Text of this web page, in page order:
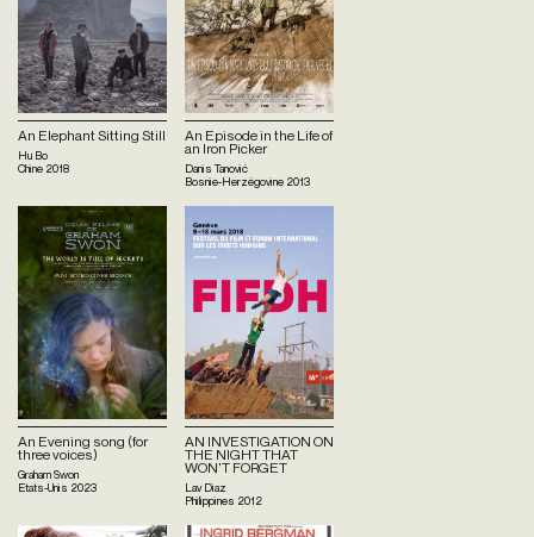
An Elephant Sitting Still
Hu Bo
Chine 2018
An Episode in the Life of
an Iron Picker
Danis Tanović
Bosnie-Herzégovine 2013
An Evening song (for
three voices)
Graham Swon
Etats-Unis 2023
AN INVESTIGATION ON
THE NIGHT THAT
WON'T FORGET
Lav Diaz
Philippines 2012